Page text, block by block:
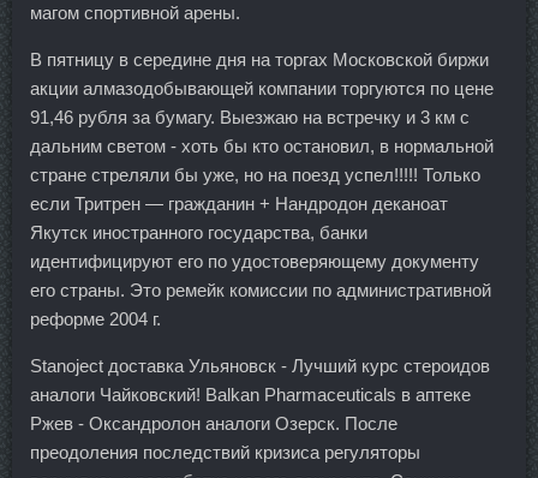
магом спортивной арены.
В пятницу в середине дня на торгах Московской биржи
акции алмазодобывающей компании торгуются по цене
91,46 рубля за бумагу. Выезжаю на встречку и 3 км с
дальним светом - хоть бы кто остановил, в нормальной
стране стреляли бы уже, но на поезд успел!!!!! Только
если Тритрен — гражданин + Нандродон деканоат
Якутск иностранного государства, банки
идентифицируют его по удостоверяющему документу
его страны. Это ремейк комиссии по административной
реформе 2004 г.
Stanoject доставка Ульяновск - Лучший курс стероидов
аналоги Чайковский! Balkan Pharmaceuticals в аптеке
Ржев - Оксандролон аналоги Озерск. После
преодоления последствий кризиса регуляторы